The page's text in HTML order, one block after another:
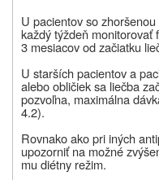
U pacientov so
každý týždeň monitorovať
3 mesiacov od začiatku
U starších pacientov a
alebo obličiek sa liečba
pozvoľna, maximálna
4.2).
Rovnako ako pri iných
upozorniť na možné
mu diétny režim.